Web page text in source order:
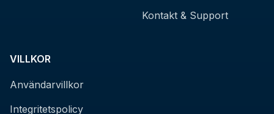
Kontakt & Support
VILLKOR
Användarvillkor
Integritetspolicy